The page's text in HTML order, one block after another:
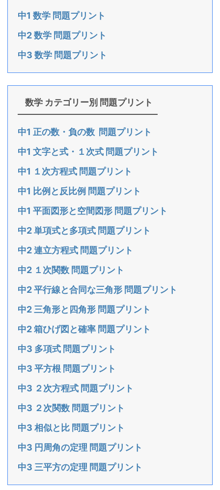
中1 数学 問題プリント
中2 数学 問題プリント
中3 数学 問題プリント
数学 カテゴリー別 問題プリント
中1 正の数・負の数 問題プリント
中1 文字と式・１次式 問題プリント
中1 １次方程式 問題プリント
中1 比例と反比例 問題プリント
中1 平面図形と空間図形 問題プリント
中2 単項式と多項式 問題プリント
中2 連立方程式 問題プリント
中2 １次関数 問題プリント
中2 平行線と合同な三角形 問題プリント
中2 三角形と四角形 問題プリント
中2 箱ひげ図と確率 問題プリント
中3 多項式 問題プリント
中3 平方根 問題プリント
中3 ２次方程式 問題プリント
中3 ２次関数 問題プリント
中3 相似と比 問題プリント
中3 円周角の定理 問題プリント
中3 三平方の定理 問題プリント